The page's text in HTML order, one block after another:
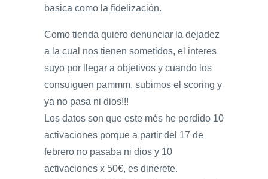
basica como la fidelización.
Como tienda quiero denunciar la dejadez
a la cual nos tienen sometidos, el interes
suyo por llegar a objetivos y cuando los
consuiguen pammm, subimos el scoring y
ya no pasa ni dios!!!
Los datos son que este més he perdido 10
activaciones porque a partir del 17 de
febrero no pasaba ni dios y 10
activaciones x 50€, es dinerete.